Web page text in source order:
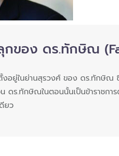
กของ ดร.ทักษิณ
งอยู่ในย่านสุรวงศ์ ของ ดร.ทักษิ
ร.ทักษิณในตอนนั้นเป็นข้าราชกา
ยว